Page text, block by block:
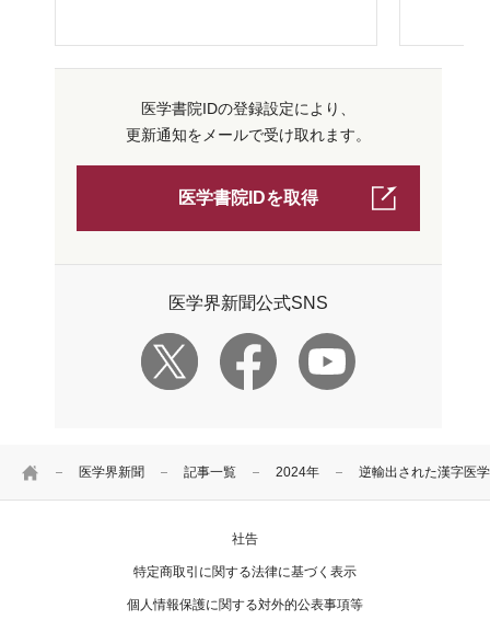
HOME 医学界新聞 記事一覧 2024年 逆輸出された漢字医
医学書院IDの登録設定により、
更新通知をメールで受け取れます。
医学書院IDを取得
医学界新聞公式SNS
社告
特定商取引に関する法律に基づく表示
個人情報保護に関する対外的公表事項等